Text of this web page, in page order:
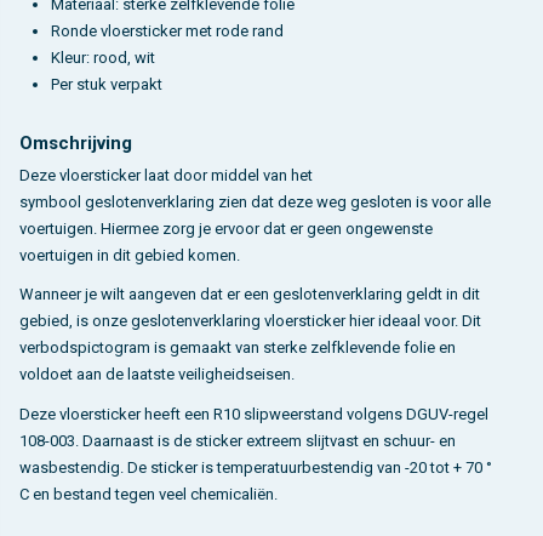
Materiaal: sterke zelfklevende folie
Ronde vloersticker met rode rand
Kleur: rood, wit
Per stuk verpakt
Omschrijving
Deze vloersticker laat door middel van het
symbool geslotenverklaring zien dat deze weg gesloten is voor alle
voertuigen. Hiermee zorg je ervoor dat er geen ongewenste
voertuigen in dit gebied komen.
Wanneer je wilt aangeven dat er een geslotenverklaring geldt in dit
gebied, is onze geslotenverklaring vloersticker hier ideaal voor. Dit
verbodspictogram is gemaakt van sterke zelfklevende folie en
voldoet aan de laatste veiligheidseisen.
Deze vloersticker heeft een R10 slipweerstand volgens DGUV-regel
108-003. Daarnaast is de sticker extreem slijtvast en schuur- en
wasbestendig. De sticker is temperatuurbestendig van -20 tot + 70 °
C en bestand tegen veel chemicaliën.